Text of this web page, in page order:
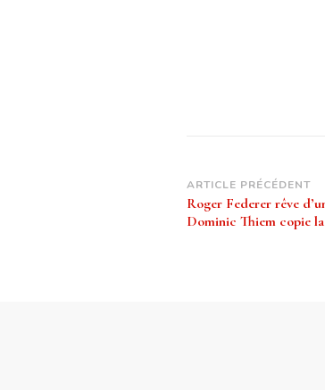
Navigation
d’article
ARTICLE PRÉCÉDENT
Roger Federer rêve
Dominic Thiem copie